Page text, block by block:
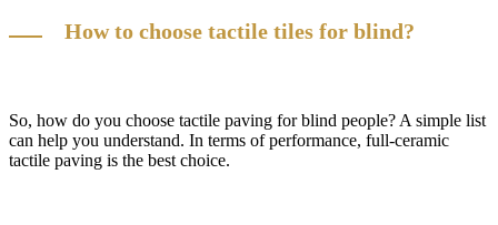
How to choose tactile tiles for blind?
So, how do you choose tactile paving for blind people? A simple list
can help you understand. In terms of performance, full-ceramic
tactile paving is the best choice.